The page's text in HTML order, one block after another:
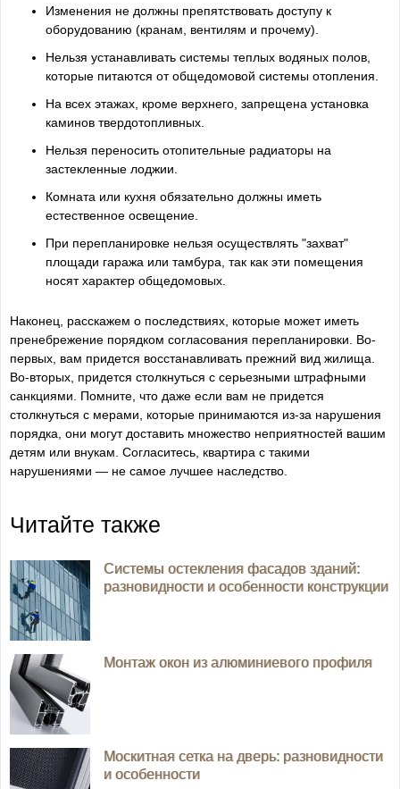
Изменения не должны препятствовать доступу к
оборудованию (кранам, вентилям и прочему).
Нельзя устанавливать системы теплых водяных полов,
которые питаются от общедомовой системы отопления.
На всех этажах, кроме верхнего, запрещена установка
каминов твердотопливных.
Нельзя переносить отопительные радиаторы на
застекленные лоджии.
Комната или кухня обязательно должны иметь
естественное освещение.
При перепланировке нельзя осуществлять "захват"
площади гаража или тамбура, так как эти помещения
носят характер общедомовых.
Наконец, расскажем о последствиях, которые может иметь
пренебрежение порядком согласования перепланировки. Во-
первых, вам придется восстанавливать прежний вид жилища.
Во-вторых, придется столкнуться с серьезными штрафными
санкциями. Помните, что даже если вам не придется
столкнуться с мерами, которые принимаются из-за нарушения
порядка, они могут доставить множество неприятностей вашим
детям или внукам. Согласитесь, квартира с такими
нарушениями — не самое лучшее наследство.
Читайте также
Системы остекления фасадов зданий:
разновидности и особенности конструкции
Монтаж окон из алюминиевого профиля
Москитная сетка на дверь: разновидности
и особенности